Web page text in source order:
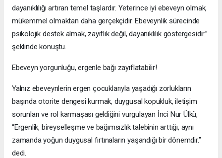
dayanıklılığı artıran temel taşlardır. Yeterince iyi ebeveyn olmak,
mükemmel olmaktan daha gerçekçidir. Ebeveynlik sürecinde
psikolojik destek almak, zayıflık değil, dayanıklılık göstergesidir.”
şeklinde konuştu.
Ebeveyn yorgunluğu, ergenle bağı zayıflatabilir!
Yalnız ebeveynlerin ergen çocuklarıyla yaşadığı zorlukların
başında otorite dengesi kurmak, duygusal kopukluk, iletişim
sorunları ve rol karmaşası geldiğini vurgulayan İnci Nur Ülkü,
“Ergenlik, bireyselleşme ve bağımsızlık talebinin arttığı, aynı
zamanda yoğun duygusal fırtınaların yaşandığı bir dönemdir.”
dedi.